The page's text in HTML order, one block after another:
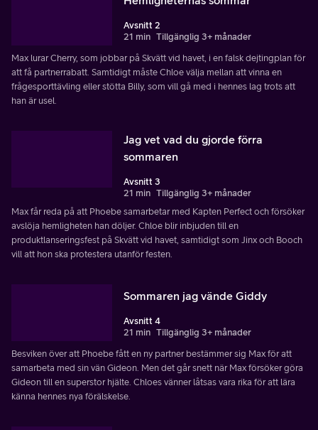
Avsnitt 2
21 min Tillgänglig 3+ månader
Max lurar Cherry, som jobbar på Skvätt vid havet, i en falsk dejtingplan för
att få partnerrabatt. Samtidigt måste Chloe välja mellan att vinna en
frågesporttävling eller stötta Billy, som vill gå med i hennes lag trots att
han är usel.
Jag vet vad du gjorde förra
sommaren
Avsnitt 3
21 min Tillgänglig 3+ månader
Max får reda på att Phoebe samarbetar med Kapten Perfect och försöker
avslöja hemligheten han döljer. Chloe blir inbjuden till en
produktlanseringsfest på Skvätt vid havet, samtidigt som Jinx och Booch
vill att hon ska protestera utanför festen.
Sommaren jag vände Giddy
Avsnitt 4
21 min Tillgänglig 3+ månader
Besviken över att Phoebe fått en ny partner bestämmer sig Max för att
samarbeta med sin vän Gideon. Men det går snett när Max försöker göra
Gideon till en superstor hjälte. Chloes vänner låtsas vara rika för att lära
känna hennes nya förälskelse.